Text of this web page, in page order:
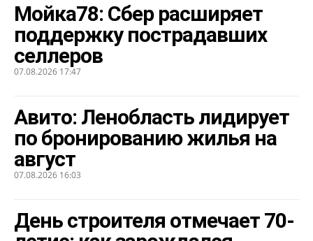
Мойка78: Сбер расширяет
поддержку пострадавших
селлеров
07.08.2026 17:47
Авито: Ленобласть лидирует
по бронированию жилья на
август
07.08.2026 16:03
День строителя отмечает 70-